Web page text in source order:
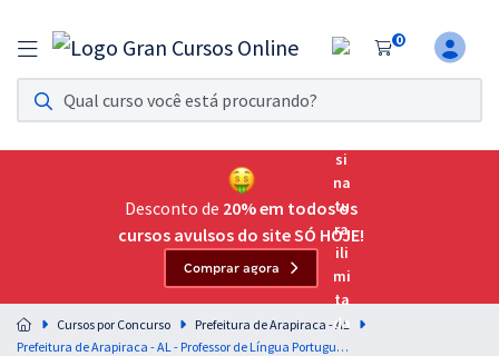
0
Assinatura Ilimitada 11
Acesso a todos os cursos. Teste grátis por 7 dias!
Assinatura OAB Até Passar
Acesso ilimitado a toda preparação para o Exame da
Residências Multiprofissionais
Preparação completa e intensiva para as principais
residências em saúde do Brasil
Desconto de 20% em todos os
cursos avulsos do site SÓ HOJE!
Comprar agora
Cursos por Concurso
Prefeitura de Arapiraca - AL
Prefeitura de Arapiraca - AL - Professor de Língua Portuguesa (Pós-Edital)